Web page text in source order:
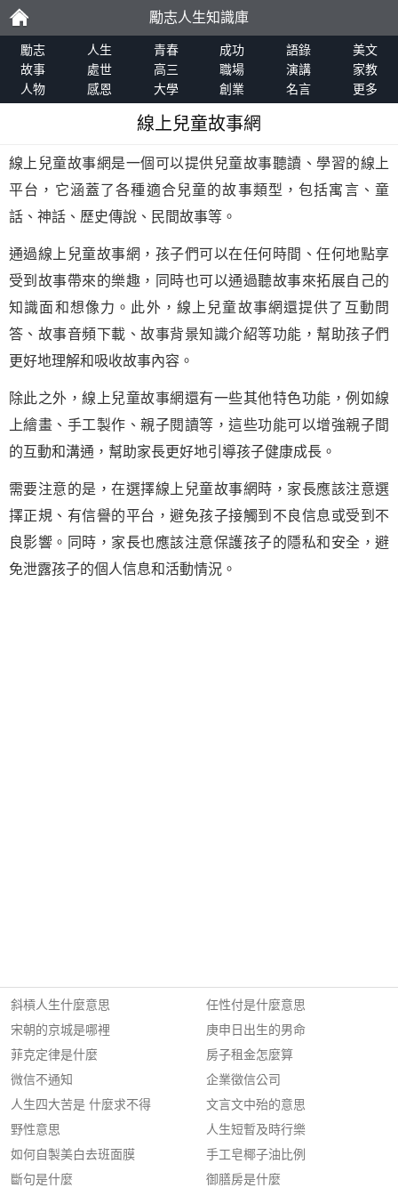
勵
志
勵志人生知識庫
勵志 人生 青春 成功 語錄
美文
故事
處世 高三 職場 演講
家教
人物
感恩 大學 創業 名言 更多
線上兒童故事網
線上兒童故事網是一個可以提供兒童故事聽讀、學習的線上
平台，它涵蓋了各種適合兒童的故事類型，包括寓言、童
話、神話、歷史傳說、民間故事等。
通過線上兒童故事網，孩子們可以在任何時間、任何地點享
受到故事帶來的樂趣，同時也可以通過聽故事來拓展自己的
知識面和想像力。此外，線上兒童故事網還提供了互動問
答、故事音頻下載、故事背景知識介紹等功能，幫助孩子們
更好地理解和吸收故事內容。
除此之外，線上兒童故事網還有一些其他特色功能，例如線
上繪畫、手工製作、親子閱讀等，這些功能可以增強親子間
的互動和溝通，幫助家長更好地引導孩子健康成長。
需要注意的是，在選擇線上兒童故事網時，家長應該注意選
擇正規、有信譽的平台，避免孩子接觸到不良信息或受到不
良影響。同時，家長也應該注意保護孩子的隱私和安全，避
免泄露孩子的個人信息和活動情況。
斜槓人生什麼意思
宋朝的京城是哪裡
菲克定律是什麼
微信不通知
人生四大苦是 什麼求不得
野性意思
如何自製美白去班面膜
斷句是什麼
任性付是什麼意思
庚申日出生的男命
房子租金怎麼算
企業徵信公司
文言文中殆的意思
人生短暫及時行樂
手工皂椰子油比例
御膳房是什麼